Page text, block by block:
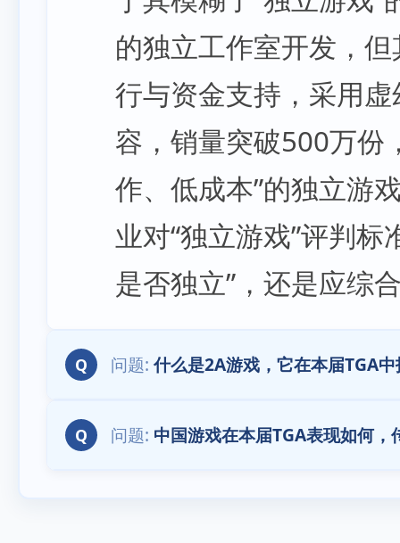
的独立工作室开发，
行与资金支持，采用
容，销量突破500万份
作、低成本”的独立游
业对“独立游戏”评判
是否独立”，还是应综
Q 什么是2A游戏，它在本届TGA
Q 中国游戏在本届TGA表现如何，